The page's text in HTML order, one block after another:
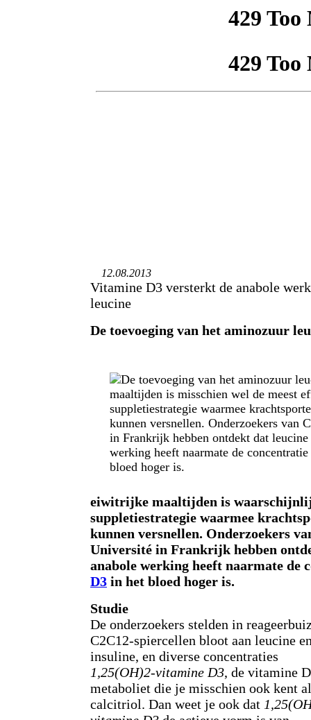
12.08.2013
Vitamine D3 versterkt de anabole
leucine
De toevoeging van het aminozuur
eiwitrijke maaltijden is
suppletiestrategie waarmee
kunnen versnellen. Onderzoekers
Université in Frankrijk hebben
anabole werking heeft naarmate de
D3 in het bloed hoger is.
Studie
De onderzoekers stelden in
C2C12-spiercellen bloot aan leucine
insuline, en diverse concentraties
1,25(OH)2-vitamine D3, de vitamine
metaboliet die je misschien ook kent
calcitriol. Dan weet je ook dat